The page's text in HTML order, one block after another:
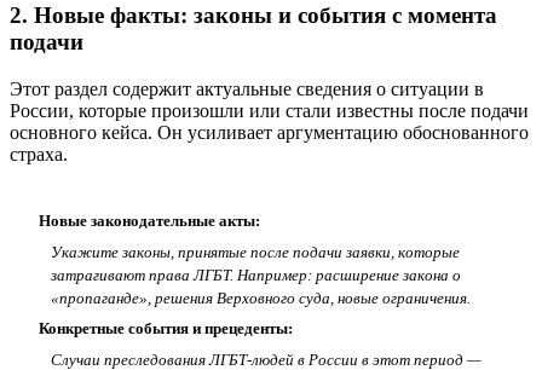
2. Новые факты: законы и события с момента
подачи
Этот раздел содержит актуальные сведения о ситуации в
России, которые произошли или стали известны после подачи
основного кейса. Он усиливает аргументацию обоснованного
страха.
Новые законодательные акты:
Укажите законы, принятые после подачи заявки, которые
затрагивают права ЛГБТ. Например: расширение закона о
«пропаганде», решения Верховного суда, новые ограничения.
Конкретные события и прецеденты:
Случаи преследования ЛГБТ-людей в России в этот период —